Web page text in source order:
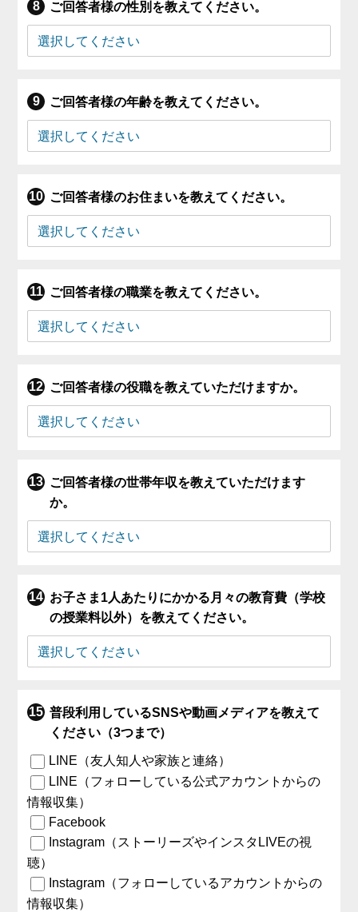
ご回答者様の性別を教えてください。
ご回答者様の年齢を教えてください。
ご回答者様のお住まいを教えてください。
ご回答者様の職業を教えてください。
ご回答者様の役職を教えていただけますか。
ご回答者様の世帯年収を教えていただけます
か。
お子さま1人あたりにかかる月々の教育費（学校
の授業料以外）を教えてください。
普段利用しているSNSや動画メディアを教えて
ください（3つまで）
LINE（友人知人や家族と連絡）
LINE（フォローしている公式アカウントからの
情報収集）
Facebook
Instagram（ストーリーズやインスタLIVEの視
聴）
Instagram（フォローしているアカウントからの
情報収集）